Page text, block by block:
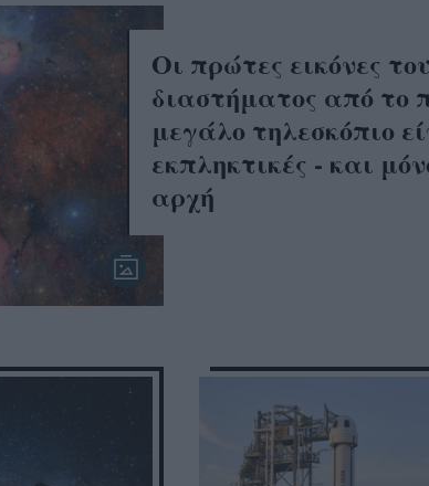
Οι πρώτες εικόνες
διαστήματος από το
μεγάλο τηλεσκόπιο
εκπληκτικές - και
αρχή